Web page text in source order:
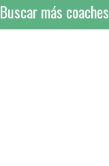
Buscar más coaches